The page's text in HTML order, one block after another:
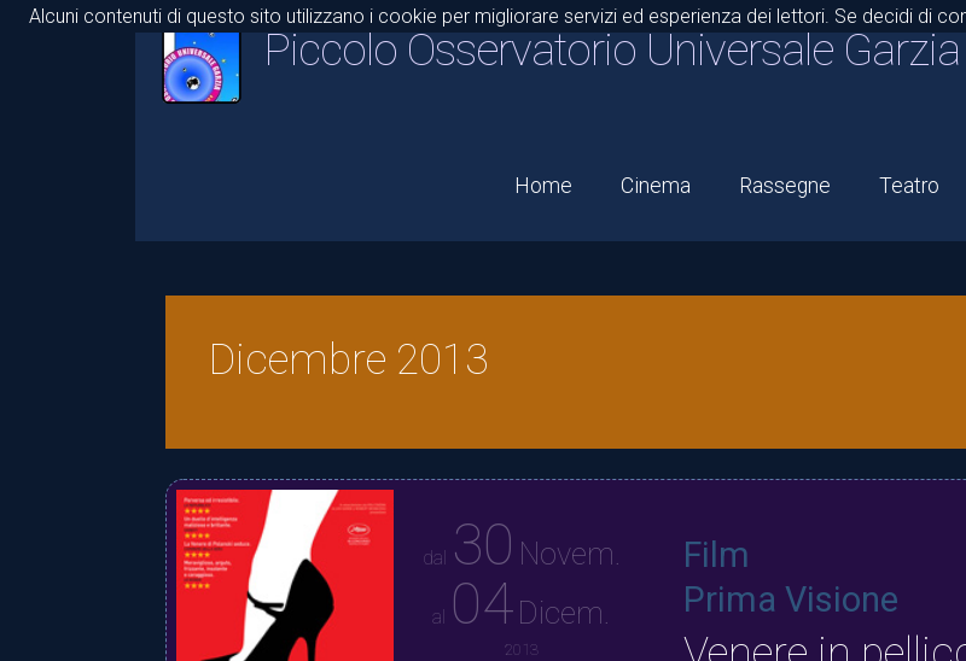
Piccolo Osservatorio Universale
Home Cinema Rassegne Teatro
Dicembre 2013
dal 30 Novem.
al 04 Dicem.
2013
Film
Prima Visione
Alcuni contenuti di questo sito utilizzano i cookie per migliorare servizi ed esperienza dei lettori. Se decidi di